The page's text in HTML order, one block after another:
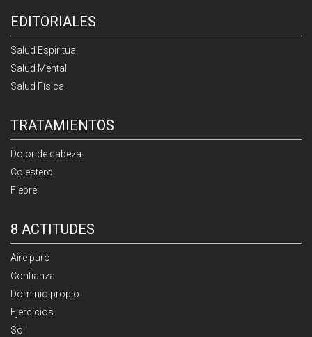
EDITORIALES
Salud Espiritual
Salud Mental
Salud Física
TRATAMIENTOS
Dolor de cabeza
Colesterol
Fiebre
8 ACTITUDES
Aire puro
Confianza
Dominio propio
Ejercicios
Sol